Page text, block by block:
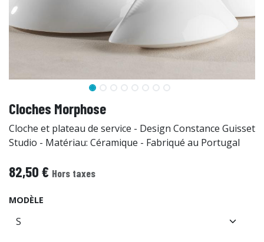
Cloches Morphose
Cloche et plateau de service - Design Constance Guisset
Studio - Matériau: Céramique - Fabriqué au Portugal
82,50 € Hors taxes
MODÈLE